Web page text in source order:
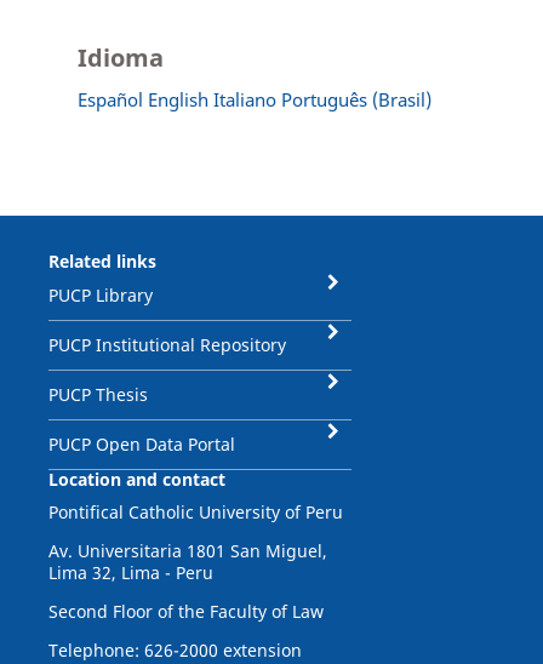
Idioma
Español English Italiano Português (Brasil)
Related links
PUCP Library
PUCP Institutional Repository
PUCP Thesis
PUCP Open Data Portal
Location and contact
Pontifical Catholic University of Peru
Av. Universitaria 1801 San Miguel,
Lima 32, Lima - Peru
Second Floor of the Faculty of Law
Telephone: 626-2000 extension